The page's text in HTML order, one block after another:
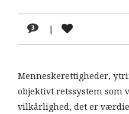
TIL
LÆSER
HISTORIE
TEORI
3 |
Menneskerettigheder,
objektivt retssystem som
vilkårlighed, det er